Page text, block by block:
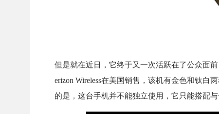
但是就在近日，它终于又一次活跃在了公众面
erizon Wireless在美国销售，该机有金色和钛白
的是，这台手机并不能独立使用，它只能搭配